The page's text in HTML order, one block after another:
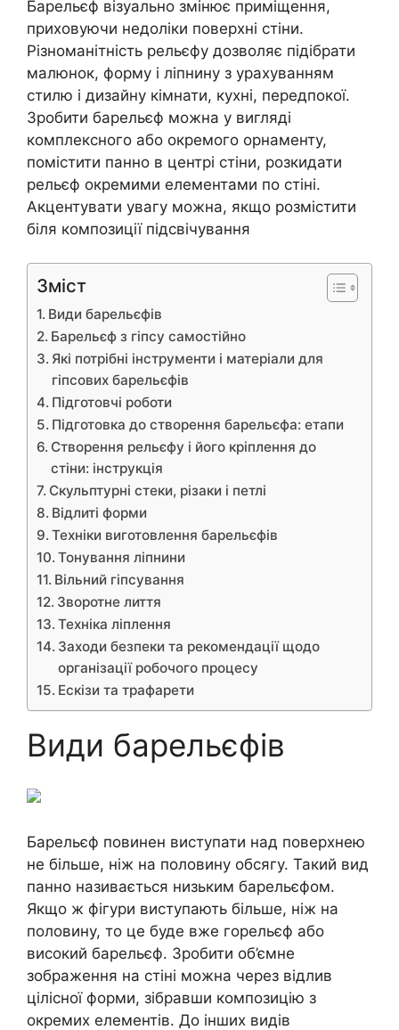
Барельєф візуально змінює приміщення,
приховуючи недоліки поверхні стіни.
Різноманітність рельєфу дозволяє підібрати
малюнок, форму і ліпнину з урахуванням
стилю і дизайну кімнати, кухні, передпокої.
Зробити барельєф можна у вигляді
комплексного або окремого орнаменту,
помістити панно в центрі стіни, розкидати
рельєф окремими елементами по стіні.
Акцентувати увагу можна, якщо розмістити
біля композиції підсвічування
Зміст
Види барельєфів
Барельєф з гіпсу самостійно
Які потрібні інструменти і матеріали для
гіпсових барельєфів
Підготовчі роботи
Підготовка до створення барельєфа: етапи
Створення рельєфу і його кріплення до
стіни: інструкція
Скульптурні стеки, різаки і петлі
Відлиті форми
Техніки виготовлення барельєфів
Тонування ліпнини
Вільний гіпсування
Зворотне лиття
Техніка ліплення
Заходи безпеки та рекомендації щодо
організації робочого процесу
Ескізи та трафарети
Види барельєфів
Барельєф повинен виступати над поверхнею
не більше, ніж на половину обсягу. Такий вид
панно називається низьким барельєфом.
Якщо ж фігури виступають більше, ніж на
половину, то це буде вже горельєф або
високий барельєф. Зробити об’ємне
зображення на стіні можна через відлив
цілісної форми, зібравши композицію з
окремих елементів. До інших видів